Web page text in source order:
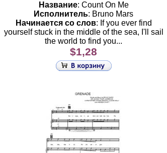
Название: Count On Me
Исполнитель: Bruno Mars
Начинается со слов: If you ever find
yourself stuck in the middle of the sea, I'll sail
the world to find you...
$1,28